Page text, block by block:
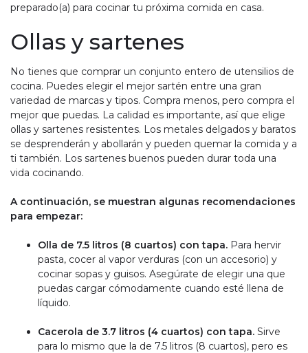
preparado(a) para cocinar tu próxima comida en casa.
Ollas y sartenes
No tienes que comprar un conjunto entero de utensilios de
cocina. Puedes elegir el mejor sartén entre una gran
variedad de marcas y tipos. Compra menos, pero compra el
mejor que puedas. La calidad es importante, así que elige
ollas y sartenes resistentes. Los metales delgados y baratos
se desprenderán y abollarán y pueden quemar la comida y a
ti también. Los sartenes buenos pueden durar toda una
vida cocinando.
A continuación, se muestran algunas recomendaciones
para empezar:
Olla de 7.5 litros (8 cuartos) con tapa. Para hervir
pasta, cocer al vapor verduras (con un accesorio) y
cocinar sopas y guisos. Asegúrate de elegir una que
puedas cargar cómodamente cuando esté llena de
líquido.
Cacerola de 3.7 litros (4 cuartos) con tapa. Sirve
para lo mismo que la de 7.5 litros (8 cuartos), pero es